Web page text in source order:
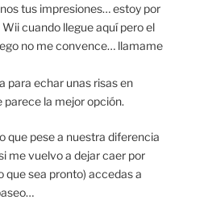
tus impresiones… estoy por
cuando llegue aquí pero el
no me convence… llamame
para echar unas risas en
parece la mejor opción.
que pese a nuestra diferencia
me vuelvo a dejar caer por
que sea pronto) accedas a